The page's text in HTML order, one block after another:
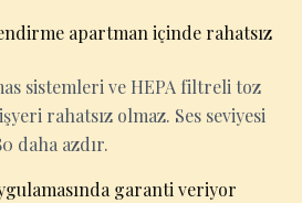
apartman içinde rahatsız
sistemleri ve HEPA filtreli toz
rahatsız olmaz. Ses seviyesi
daha azdır.
garanti veriyor